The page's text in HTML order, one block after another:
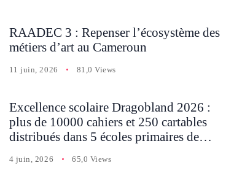
RAADEC 3 : Repenser l’écosystème des
métiers d’art au Cameroun
11 juin, 2026 81,0 Views
Excellence scolaire Dragobland 2026 :
plus de 10000 cahiers et 250 cartables
distribués dans 5 écoles primaires de
4 juin, 2026 65,0 Views